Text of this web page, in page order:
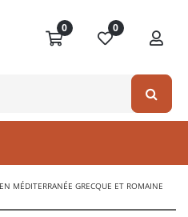
0 0
MÉDITERRANÉE GRECQUE ET ROMAINE